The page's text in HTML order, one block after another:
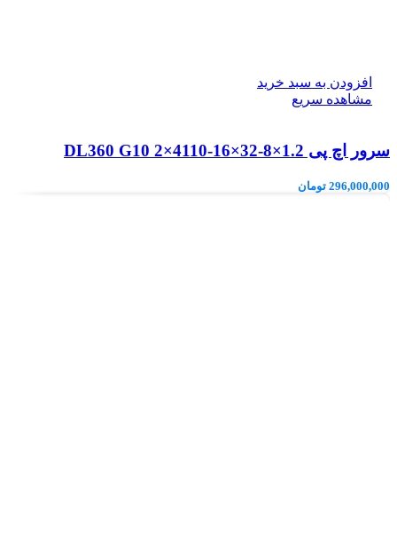
افزودن به سبد خرید
مشاهده سریع
سرور اچ پی DL360 G10 2×4110-16×32-8×1.2
296,000,000 تومان